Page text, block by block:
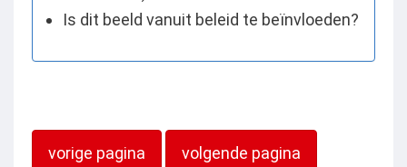
Is dit beeld vanuit beleid te beïnvloeden?
vorige pagina volgende pagina